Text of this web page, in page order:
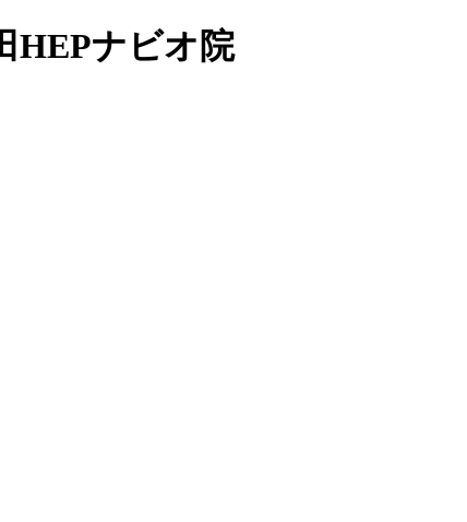
HEPナビオ院